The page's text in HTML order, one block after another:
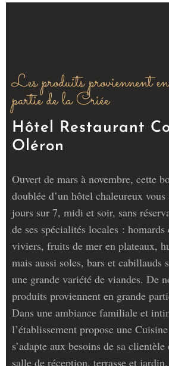
Les produits proviennent
partie de la Criée
Hôtel Restaurant
Oléron
Ouvert de mars à novembre, cette
doublée d’un hôtel chaleureux
jours sur 7, midi et soir, sans
de ses spécialités locales : homards
viviers, fruits de mer en plateaux,
mais aussi soles, bars et cabillauds
une grande variété de viandes. De
produits proviennent en grande
Dans une ambiance familiale et
l’établissement propose une
s’adapte aux besoins de sa
salle de réception, terrasse et jardin.